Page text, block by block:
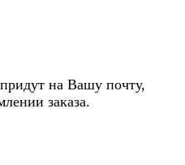
на Вашу почту,
заказа.